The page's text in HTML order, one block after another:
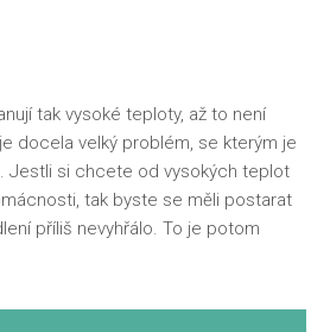
tak vysoké teploty, až to není
docela velký problém, se kterým je
Jestli si chcete od vysokých teplot
tak byste se měli postarat
příliš nevyhřálo. To je potom